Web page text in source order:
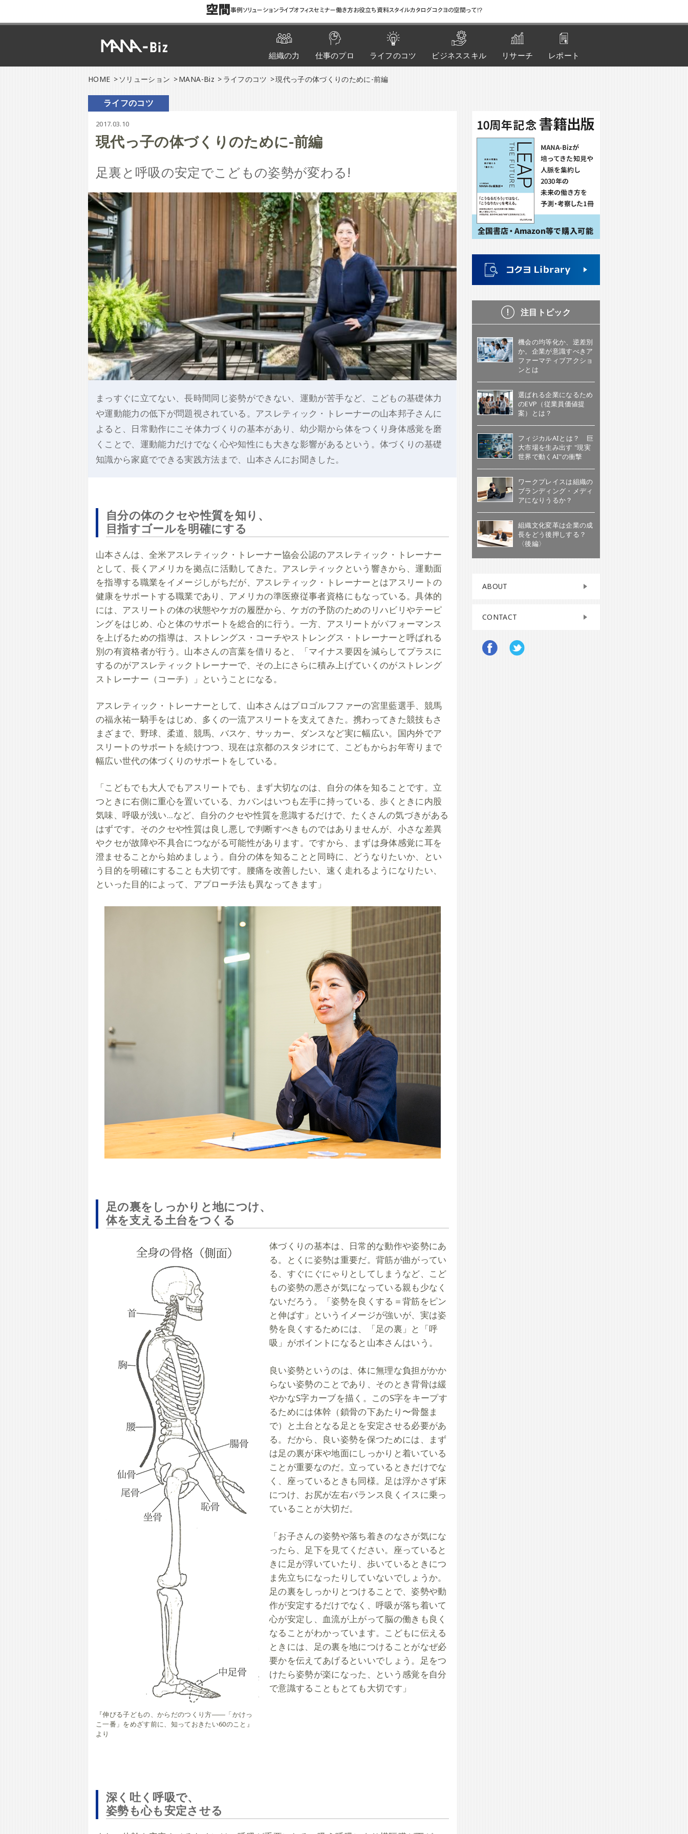
空間事例ソリューションライブオフィスセミナー働き方お役立ち資料スタイルカタログコクヨの空間って!?
組織の力 仕事のプロ ライフのコツ ビジネススキル リサーチ レポート
HOME ソリューション MANA-Biz ライフのコツ 現代っ子の体づくりのために-前編
ライフのコツ
2017.03.10
現代っ子の体づくりのために-前編
足裏と呼吸の安定でこどもの姿勢が変わる!
まっすぐに立てない、長時間同じ姿勢ができない、運動が苦手など、こどもの基礎体力
や運動能力の低下が問題視されている。アスレティック・トレーナーの山本邦子さんに
よると、日常動作にこそ体力づくりの基本があり、幼少期から体をつくり身体感覚を磨
くことで、運動能力だけでなく心や知性にも大きな影響があるという。体づくりの基礎
知識から家庭でできる実践方法まで、山本さんにお聞きした。
自分の体のクセや性質を知り、
目指すゴールを明確にする
山本さんは、全米アスレティック・トレーナー協会公認のアスレティック・トレーナー
として、長くアメリカを拠点に活動してきた。アスレティックという響きから、運動面
を指導する職業をイメージしがちだが、アスレティック・トレーナーとはアスリートの
健康をサポートする職業であり、アメリカの準医療従事者資格にもなっている。具体的
には、アスリートの体の状態やケガの履歴から、ケガの予防のためのリハビリやテーピ
ングをはじめ、心と体のサポートを総合的に行う。一方、アスリートがパフォーマンス
を上げるための指導は、ストレングス・コーチやストレングス・トレーナーと呼ばれる
別の有資格者が行う。山本さんの言葉を借りると、「マイナス要因を減らしてプラスに
するのがアスレティックトレーナーで、その上にさらに積み上げていくのがストレング
ストレーナー（コーチ）」ということになる。
アスレティック・トレーナーとして、山本さんはプロゴルフファーの宮里藍選手、競馬
の福永祐一騎手をはじめ、多くの一流アスリートを支えてきた。携わってきた競技もさ
まざまで、野球、柔道、競馬、バスケ、サッカー、ダンスなど実に幅広い。国内外でア
スリートのサポートを続けつつ、現在は京都のスタジオにて、こどもからお年寄りまで
幅広い世代の体づくりのサポートをしている。
「こどもでも大人でもアスリートでも、まず大切なのは、自分の体を知ることです。立
つときに右側に重心を置いている、カバンはいつも左手に持っている、歩くときに内股
気味、呼吸が浅い...など、自分のクセや性質を意識するだけで、たくさんの気づきがある
はずです。そのクセや性質は良し悪しで判断すべきものではありませんが、小さな差異
やクセが故障や不具合につながる可能性があります。ですから、まずは身体感覚に耳を
澄ませることから始めましょう。自分の体を知ることと同時に、どうなりたいか、とい
う目的を明確にすることも大切です。腰痛を改善したい、速く走れるようになりたい、
といった目的によって、アプローチ法も異なってきます」
足の裏をしっかりと地につけ、
体を支える土台をつくる
『伸びる子どもの、からだのつくり方――「かけっ
こ一番」をめざす前に、知っておきたい60のこと』
より
体づくりの基本は、日常的な動作や姿勢にあ
る。とくに姿勢は重要だ。背筋が曲がってい
る、すぐにぐにゃりとしてしまうなど、こど
もの姿勢の悪さが気になっている親も少なく
ないだろう。「姿勢を良くする＝背筋をピン
と伸ばす」というイメージが強いが、実は姿
勢を良くするためには、「足の裏」と「呼
吸」がポイントになると山本さんはいう。
良い姿勢というのは、体に無理な負担がかか
らない姿勢のことであり、そのとき背骨は緩
やかなS字カーブを描く。このS字をキープす
るためには体幹（鎖骨の下あたり〜骨盤ま
で）と土台となる足とを安定させる必要があ
る。だから、良い姿勢を保つためには、まず
は足の裏が床や地面にしっかりと着いている
ことが重要なのだ。立っているときだけでな
く、座っているときも同様。足は浮かさず床
につけ、お尻が左右バランス良くイスに乗っ
ていることが大切だ。
「お子さんの姿勢や落ち着きのなさが気にな
ったら、足下を見てください。座っていると
きに足が浮いていたり、歩いているときにつ
ま先立ちになったりしていないでしょうか。
足の裏をしっかりとつけることで、姿勢や動
作が安定するだけでなく、呼吸が落ち着いて
心が安定し、血流が上がって脳の働きも良く
なることがわかっています。こどもに伝える
ときには、足の裏を地につけることがなぜ必
要かを伝えてあげるといいでしょう。足をつ
けたら姿勢が楽になった、という感覚を自分
で意識することもとても大切です」
深く吐く呼吸で、
姿勢も心も安定させる
注目トピック
機会の均等化か、逆差別
か。企業が意識すべきア
ファーマティブアクショ
ンとは
選ばれる企業になるため
のEVP（従業員価値提
案）とは？
フィジカルAIとは？ 巨
大市場を生み出す "現実
世界で動くAI"の衝撃
ワークプレイスは組織の
ブランディング・メディ
アになりうるか？
組織文化変革は企業の成
長をどう後押しする？
〈後編〉
ABOUT
CONTACT